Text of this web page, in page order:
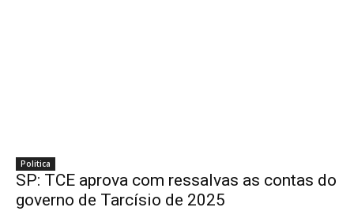
Politica
SP: TCE aprova com ressalvas as contas do
governo de Tarcísio de 2025